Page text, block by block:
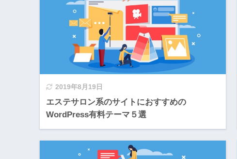
2019年8月19日
エステサロン系のサイトにおすすめの
WordPress有料テーマ５選